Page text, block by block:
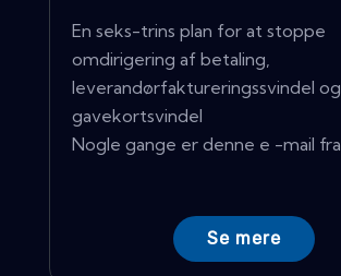
En seks-trins plan for at stoppe
omdirigering af betaling,
leverandørfaktureringssvindel og
gavekortsvindel
Nogle gange er denne e -mail
Se mere